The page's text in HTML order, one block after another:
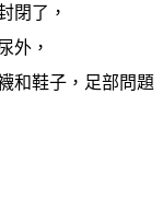
閉了，
外，
和鞋子，足部問題